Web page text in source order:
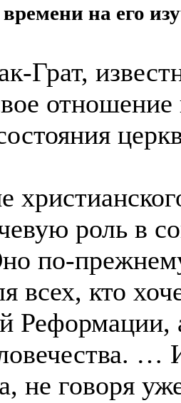
на его
Грат,
роль в
по-
всех, кто
…
не говоря